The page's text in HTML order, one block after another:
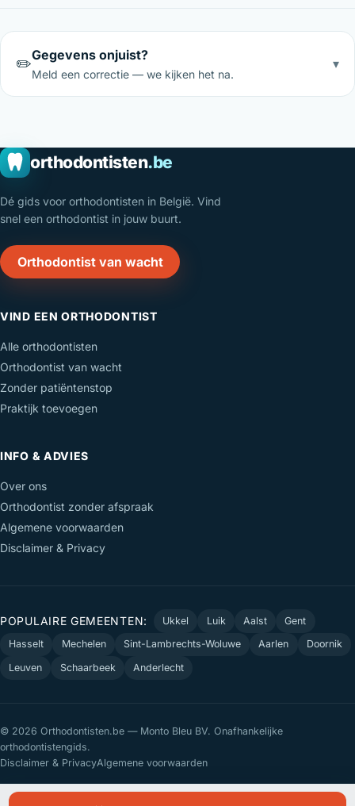
✏️Gegevens onjuist?
Meld een correctie — we kijken het na.
▾
orthodontisten.be
Dé gids voor orthodontisten in België. Vind
snel een orthodontist in jouw buurt.
Orthodontist van wacht
VIND EEN ORTHODONTIST
Alle orthodontisten
Orthodontist van wacht
Zonder patiëntenstop
Praktijk toevoegen
INFO & ADVIES
Over ons
Orthodontist zonder afspraak
Algemene voorwaarden
Disclaimer & Privacy
POPULAIRE GEMEENTEN: Ukkel Luik Aalst
Gent
Hasselt
Mechelen Sint-Lambrechts-Woluwe Aarlen
Doornik
Leuven
Schaarbeek Anderlecht
© 2026 Orthodontisten.be — Monto Bleu BV. Onafhankelijke
orthodontistengids.
Disclaimer & PrivacyAlgemene voorwaarden